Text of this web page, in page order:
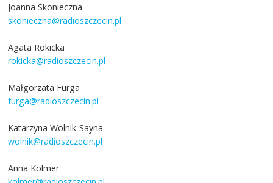
Joanna Skonieczna
skonieczna@radioszczecin.pl
Agata Rokicka
rokicka@radioszczecin.pl
Małgorzata Furga
furga@radioszczecin.pl
Katarzyna Wolnik-Sayna
wolnik@radioszczecin.pl
Anna Kolmer